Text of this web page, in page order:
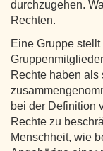
durchzugehen.
Rechten.
Eine Gruppe
Rechte haben
bei der Definition
Rechte zu
Menschheit, wie